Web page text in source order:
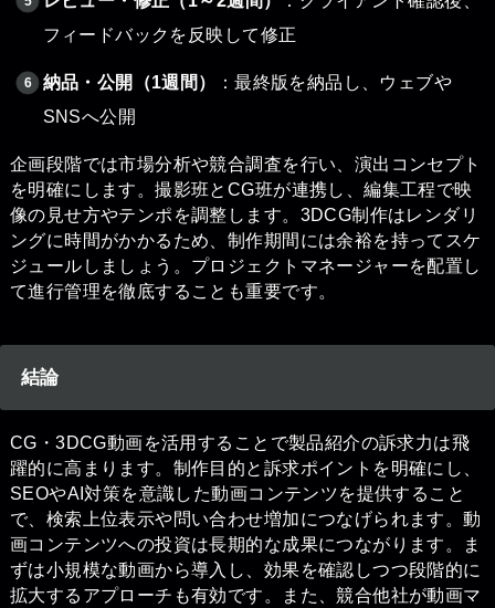
フィードバックを反映して修正
納品・公開（1週間）
：最終版を納品し、ウェブや
SNSへ公開
企画段階では市場分析や競合調査を行い、演出コンセプト
を明確にします。撮影班とCG班が連携し、編集工程で映
像の見せ方やテンポを調整します。3DCG制作はレンダリ
ングに時間がかかるため、制作期間には余裕を持ってスケ
ジュールしましょう。プロジェクトマネージャーを配置し
て進行管理を徹底することも重要です。
結論
CG・3DCG動画を活用することで製品紹介の訴求力は飛
躍的に高まります。制作目的と訴求ポイントを明確にし、
SEOやAI対策を意識した動画コンテンツを提供すること
で、検索上位表示や問い合わせ増加につなげられます。動
画コンテンツへの投資は長期的な成果につながります。ま
ずは小規模な動画から導入し、効果を確認しつつ段階的に
拡大するアプローチも有効です。また、競合他社が動画マ